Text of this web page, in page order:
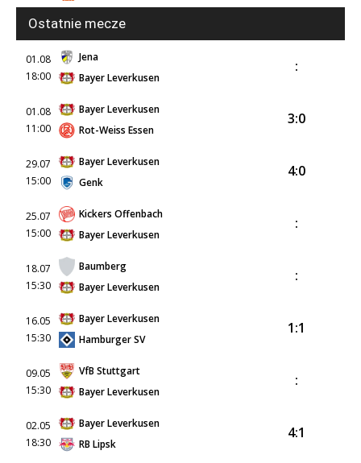
Ostatnie mecze
01.08
18:00
Jena
Bayer Leverkusen
:
01.08
11:00
Bayer Leverkusen
Rot-Weiss Essen
3:0
29.07
15:00
Bayer Leverkusen
Genk
4:0
25.07
15:00
Kickers Offenbach
Bayer Leverkusen
:
18.07
15:30
Baumberg
Bayer Leverkusen
:
16.05
15:30
Bayer Leverkusen
Hamburger SV
1:1
09.05
15:30
VfB Stuttgart
Bayer Leverkusen
:
02.05
18:30
Bayer Leverkusen
RB Lipsk
4:1